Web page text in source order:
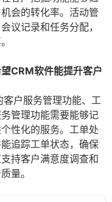
会的转化率。活动管
议记录和任务分配，
CRM软件能提升客户
户服务管理功能、工
管理功能需要能够记
性化的服务。工单处
追踪工单状态，确保
持客户满意度调查和
量。